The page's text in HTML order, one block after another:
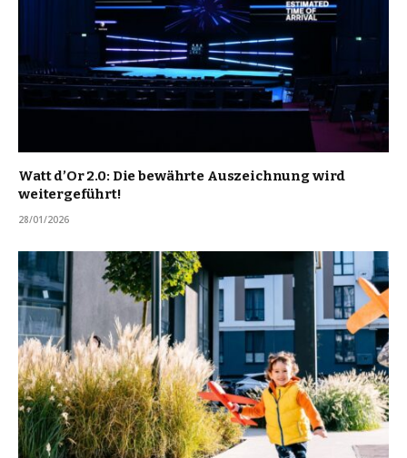
Watt d’Or 2.0: Die bewährte Auszeichnung wird
weitergeführt!
28/01/2026